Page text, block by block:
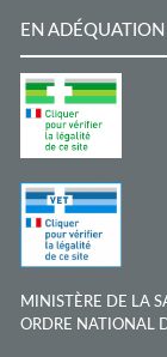
EN ADÉQUATION
MINISTÈRE DE LA
ORDRE NATIONAL